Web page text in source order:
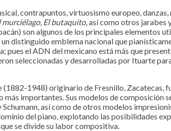
contrapuntos, virtuosismo europeo,
murciélago, El butaquito, así como otros jarabes
son algunos de los principales elementos
distinguido emblema nacional que
pues el ADN del mexicano está más que
seleccionadas y desarrolladas por Ituarte
(1882-1948) originario de Fresnillo, Zacatecas,
más importantes. Sus modelos de composición
Schumann, así como de otros modelos
del piano, explotando las posibilidades
se divide su labor compositiva.